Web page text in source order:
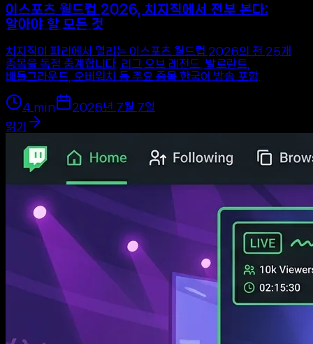
이스포츠 월드컵 2026, 치지직에서 전부 본다:
알아야 할 모든 것
치지직이 파리에서 열리는 이스포츠 월드컵 2026의 전 25개
종목을 독점 중계합니다. 리그 오브 레전드, 발로란트,
배틀그라운드, 오버워치 등 주요 종목 한국어 방송 포함.
4 min
2026년 7월 7일
읽기